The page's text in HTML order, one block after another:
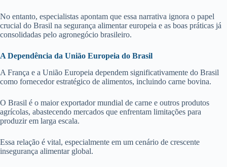
No entanto, especialistas apontam que essa narrativa ignora o papel
crucial do Brasil na segurança alimentar europeia e as boas práticas já
consolidadas pelo agronegócio brasileiro.
A Dependência da União Europeia do Brasil
A França e a União Europeia dependem significativamente do Brasil
como fornecedor estratégico de alimentos, incluindo carne bovina.
O Brasil é o maior exportador mundial de carne e outros produtos
agrícolas, abastecendo mercados que enfrentam limitações para
produzir em larga escala.
Essa relação é vital, especialmente em um cenário de crescente
insegurança alimentar global.